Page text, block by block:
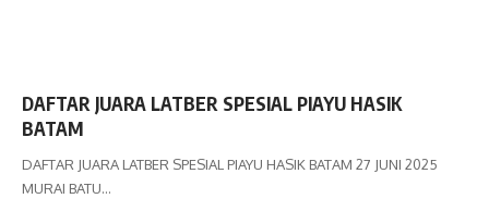
DAFTAR JUARA LATBER SPESIAL PIAYU HASIK
BATAM
DAFTAR JUARA LATBER SPESIAL PIAYU HASIK BATAM 27 JUNI 2025
MURAI BATU…